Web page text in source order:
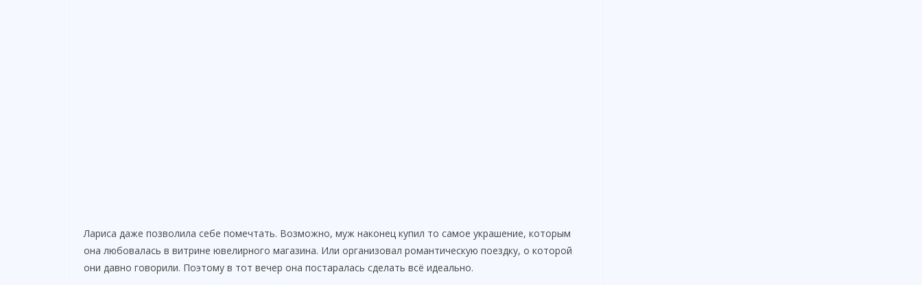
Лариса даже позволила себе помечтать. Возможно, муж наконец купил то самое украшение, которым
она любовалась в витрине ювелирного магазина. Или организовал романтическую поездку, о которой
они давно говорили. Поэтому в тот вечер она постаралась сделать всё идеально.